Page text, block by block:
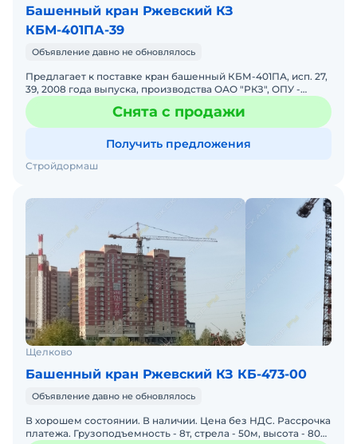
Башенный кран Ржевский КЗ
КБМ-401ПА-39
Объявление давно не обновлялось
Предлагает к поставке кран башенный КБМ-401ПА, исп. 27,
39, 2008 года выпуска, производства ОАО "РКЗ", ОПУ -
Словакия, ОНК-160, на складе - 7 шт. Информация акт
Снята с продажи
Получить предложения
Стройдормаш
Щелково
Башенный кран Ржевский КЗ КБ-473-00
Объявление давно не обновлялось
В хорошем состоянии. В наличии. Цена без НДС. Рассрочка
платежа. Грузоподъемность - 8т, стрела - 50м, высота - 80м,